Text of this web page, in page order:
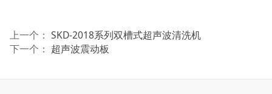
上一个： SKD-2018系列双槽式超声波清洗机
下一个： 超声波震动板